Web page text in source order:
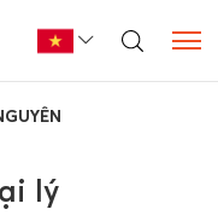
lý